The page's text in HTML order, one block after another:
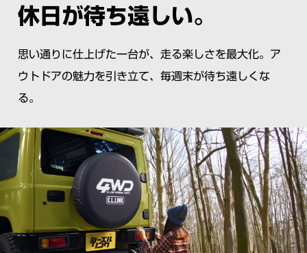
休日が待ち遠しい。
思い通りに仕上げた一台が、走る楽しさを最大化。ア
ウトドアの魅力を引き立て、毎週末が待ち遠しくな
る。